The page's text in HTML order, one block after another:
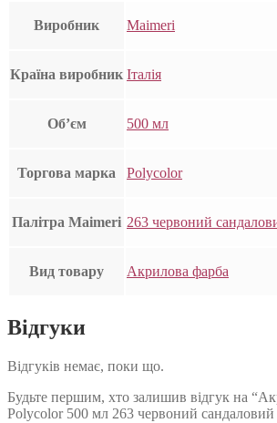
Виробник Maimeri
Країна виробник Італія
Об’єм 500 мл
Торгова марка Polycolor
Палітра Maimeri 263 червоний
Вид товару Акрилова фарба
Відгуки
Відгуків немає, поки що.
Будьте першим, хто залишив відгук на
Polycolor 500 мл 263 червоний сандаловий